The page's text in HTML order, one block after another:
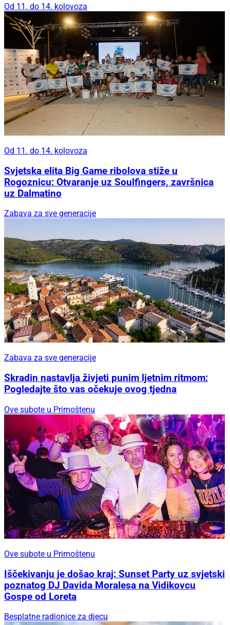
Od 11. do 14. kolovoza
Od 11. do 14. kolovoza
Svjetska elita Big Game ribolova stiže u
Rogoznicu: Otvaranje uz Soulfingers, završnica
uz Dalmatino
Zabava za sve generacije
Zabava za sve generacije
Skradin nastavlja živjeti punim ljetnim ritmom:
Pogledajte što vas očekuje ovog tjedna
Ove subote u Primoštenu
Ove subote u Primoštenu
Iščekivanju je došao kraj: Sunset Party uz svjetski
poznatog DJ Davida Moralesa na Vidikovcu
Gospe od Loreta
Besplatne radionice za djecu